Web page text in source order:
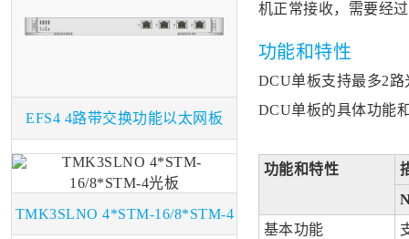
EFS4 4路带交换功能以太网板
TMK3SLNO 4*STM-16/8*STM-4
机正常接收，需要经
功能和特性
DCU单板支持最多2
DCU单板的具体功能
功能和特性
基本功能